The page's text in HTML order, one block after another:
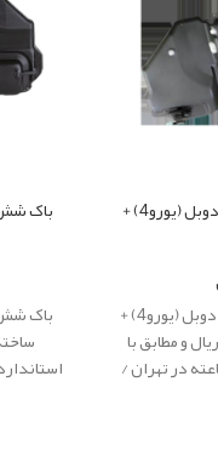
باک شش لایه صفر درجه – فلوتر دوبل (یورو4) +
باک شش لایه صفر درجه - فلوتر دوبل (یورو4) +
و مطابق با
جهانی تحویل 1 ساعته در تهران /
باک